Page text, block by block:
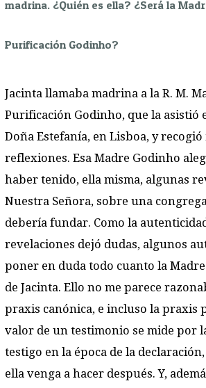
madrina. ¿Quién es ella? ¿Será la
Purificación Godinho?
Jacinta llamaba madrina a la R. M.
Purificación Godinho, que la asistió
Doña Estefanía, en Lisboa, y recogió
reflexiones. Esa Madre Godinho
haber tenido, ella misma, algunas
Nuestra Señora, sobre una
debería fundar. Como la
revelaciones dejó dudas, algunos
poner en duda todo cuanto la
de Jacinta. Ello no me parece
praxis canónica, e incluso la praxis
valor de un testimonio se mide por
testigo en la época de la
ella venga a hacer después. Y,